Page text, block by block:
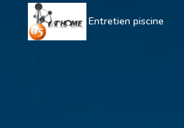
Accueil Entretien piscine
Panneau de gestion des cookies